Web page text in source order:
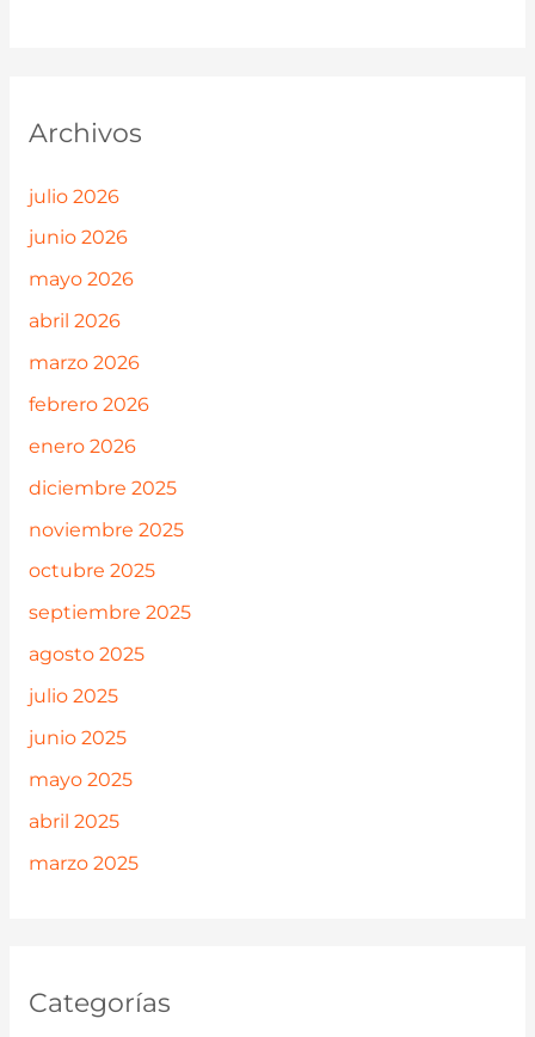
Archivos
julio 2026
junio 2026
mayo 2026
abril 2026
marzo 2026
febrero 2026
enero 2026
diciembre 2025
noviembre 2025
octubre 2025
septiembre 2025
agosto 2025
julio 2025
junio 2025
mayo 2025
abril 2025
marzo 2025
Categorías